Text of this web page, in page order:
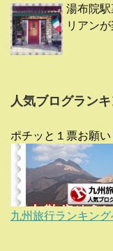
湯布院
リアン
人気ブログラン
ポチッと１票お願
九州旅行ランキング